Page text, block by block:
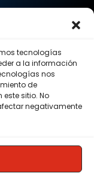
tecnologías
a la información
nos
de
sitio. No
negativamente
reservados.